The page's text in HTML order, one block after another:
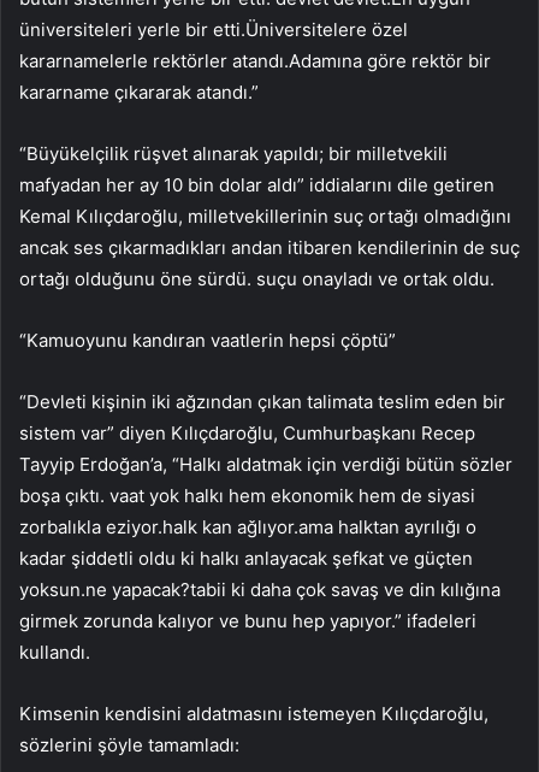
üniversiteleri yerle bir etti.Üniversitelere özel
kararnamelerle rektörler atandı.Adamına göre rektör bir
kararname çıkararak atandı.”
“Büyükelçilik rüşvet alınarak yapıldı; bir milletvekili
mafyadan her ay 10 bin dolar aldı” iddialarını dile getiren
Kemal Kılıçdaroğlu, milletvekillerinin suç ortağı olmadığını
ancak ses çıkarmadıkları andan itibaren kendilerinin de suç
ortağı olduğunu öne sürdü. suçu onayladı ve ortak oldu.
“Kamuoyunu kandıran vaatlerin hepsi çöptü”
“Devleti kişinin iki ağzından çıkan talimata teslim eden bir
sistem var” diyen Kılıçdaroğlu, Cumhurbaşkanı Recep
Tayyip Erdoğan’a, “Halkı aldatmak için verdiği bütün sözler
boşa çıktı. vaat yok halkı hem ekonomik hem de siyasi
zorbalıkla eziyor.halk kan ağlıyor.ama halktan ayrılığı o
kadar şiddetli oldu ki halkı anlayacak şefkat ve güçten
yoksun.ne yapacak?tabii ki daha çok savaş ve din kılığına
girmek zorunda kalıyor ve bunu hep yapıyor.” ifadeleri
kullandı.
Kimsenin kendisini aldatmasını istemeyen Kılıçdaroğlu,
sözlerini şöyle tamamladı: